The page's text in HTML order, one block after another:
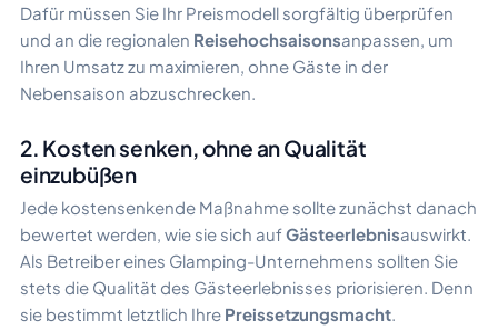
Dafür müssen Sie Ihr Preismodell sorgfältig überprüfen
und an die regionalen Reisehochsaisonsanpassen, um
Ihren Umsatz zu maximieren, ohne Gäste in der
Nebensaison abzuschrecken.
2. Kosten senken, ohne an Qualität
einzubüßen
Jede kostensenkende Maßnahme sollte zunächst danach
bewertet werden, wie sie sich aufGästeerlebnisauswirkt.
Als Betreiber eines Glamping-Unternehmens sollten Sie
stets die Qualität des Gästeerlebnisses priorisieren. Denn
sie bestimmt letztlich Ihre Preissetzungsmacht